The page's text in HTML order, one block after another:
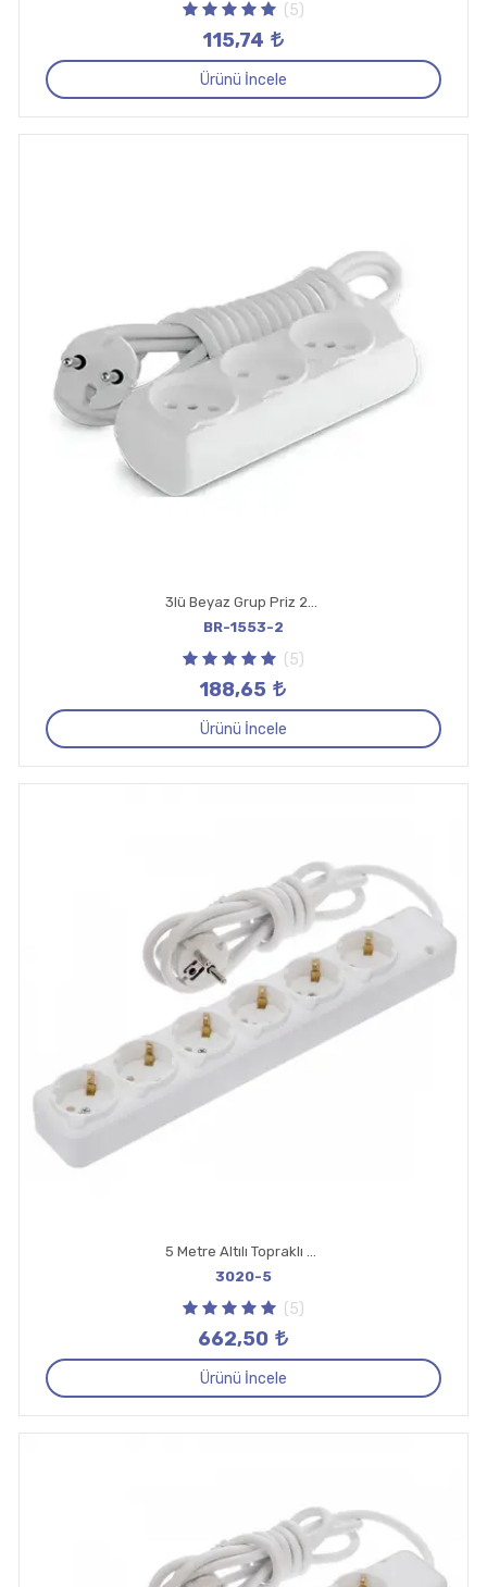
(5)
115,74
Ürünü İncele
3lü Beyaz Grup Priz 2mt Kablolu
BR-1553-2
(5)
188,65
Ürünü İncele
5 Metre Altılı Topraklı Priz
3020-5
(5)
662,50
Ürünü İncele